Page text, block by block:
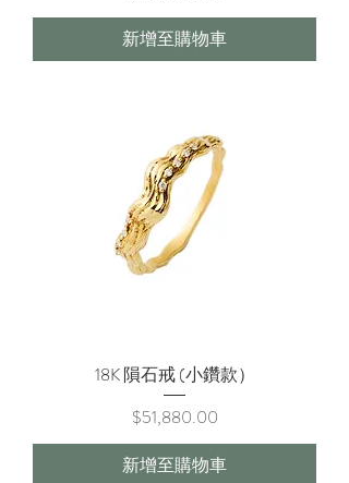
新增至購物車
18K 隕石戒 (小鑽款）
價格
$51,880.00
新增至購物車